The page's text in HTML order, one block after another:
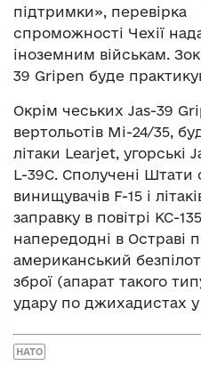
підтримки», перевірка
спроможності Чехії
іноземним військам.
39 Gripen буде
Окрім чеських Jas-39
вертольотів Мі-24/35,
літаки Learjet, угорські
L-39C. Сполучені Штати
винищувачів F-15 і
заправку в повітрі KC-
напередодні в Остраві
американський
зброї (апарат такого
удару по джихадистах у
НАТО